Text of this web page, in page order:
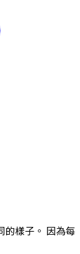
的樣子。 因為每